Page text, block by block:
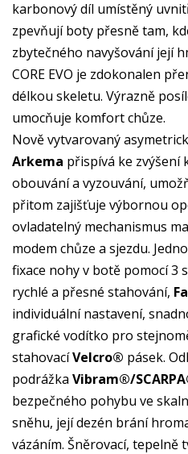
karbonový díl umístěný
zpevňují boty přesně tam,
zbytečného navyšování její
CORE EVO je zdokonalen
délkou skeletu. Výrazně
umocňuje komfort chůze.
Nově vytvarovaný
Arkema přispívá ke zvýšení
obouvání a vyzouvání,
přitom zajišťuje výbornou
ovladatelný mechanismus
modem chůze a sjezdu.
fixace nohy v botě pomocí 3
rychlé a přesné stahování,
individuální nastavení,
grafické vodítko pro
stahovacíVelcro® pásek.
podrážka Vibram®/
bezpečného pohybu ve
sněhu, její dezén brání
vázáním. Šněrovací,